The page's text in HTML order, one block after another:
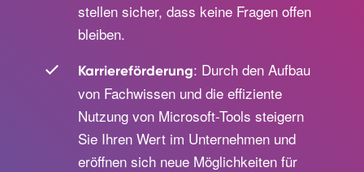
stellen sicher, dass keine Fragen offen
bleiben.
Karriereförderung: Durch den Aufbau
von Fachwissen und die effiziente
Nutzung von Microsoft-Tools steigern
Sie Ihren Wert im Unternehmen und
eröffnen sich neue Möglichkeiten für